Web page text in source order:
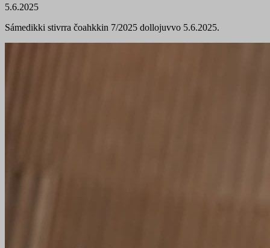
5.6.2025
Sámedikki stivrra čoahkkin 7/2025 dollojuvvo 5.6.2025.